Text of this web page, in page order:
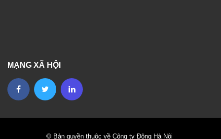
MẠNG XÃ HỘI
© Bản quyền thuộc về Công ty Đông Hà Nội